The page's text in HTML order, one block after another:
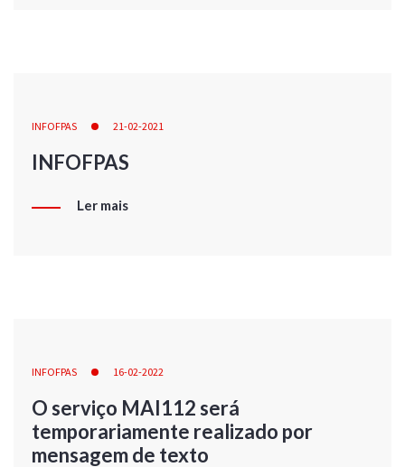
INFOFPAS 21-02-2021
INFOFPAS
Ler mais
INFOFPAS 16-02-2022
O serviço MAI112 será
temporariamente realizado por
mensagem de texto